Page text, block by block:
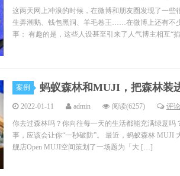
这两天网上冲浪的时候，在微博和朋友圈发现了一
生弄潮鹅、钱包黑洞、羊毛卷王……在微博上还有不
事： 有趣的是，这些人设甚至引来了人气博主相互
案例 蚂蚁森林和MUJI，把森林装
2022-01-11 admin 阅读(6257) 评
你去过森林吗？你向往每一天的生活都能充满绿意
事，应该会让你“一秒破防”。 最近，蚂蚁森林 MUJI
舰店Open MUJI空间策划了一场题为「大 […]